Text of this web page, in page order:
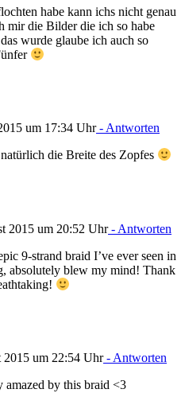
habe kann ichs nicht genau
mir die Bilder die ich so habe
wurde glaube ich auch so
um 17:34 Uhr- Antworten
die Breite des Zopfes
2015 um 20:52 Uhr- Antworten
9-strand braid I’ve ever seen in
absolutely blew my mind! Thank
2015 um 22:54 Uhr- Antworten
amazed by this braid <3